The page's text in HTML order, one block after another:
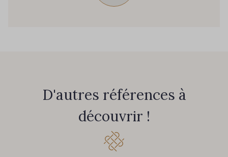
D'autres références à
découvrir !